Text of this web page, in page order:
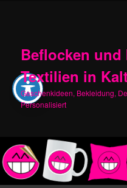
Beflocken
Textilien in
Geschenkideen, Bekleidung,
Personalisiert